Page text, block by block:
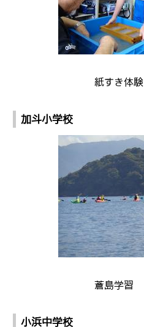
紙すき体験
加斗小学校
蒼島学習
小浜中学校